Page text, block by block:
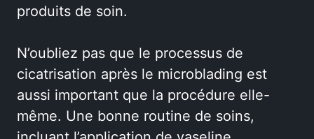
produits de soin.
N’oubliez pas que le processus de
cicatrisation après le microblading est
aussi important que la procédure elle-
même. Une bonne routine de soins,